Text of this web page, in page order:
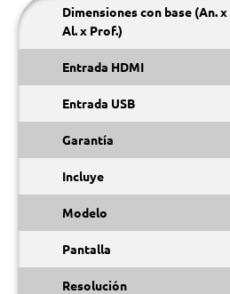
Dimensiones con base (An. x
Al. x Prof.)
Entrada HDMI
Entrada USB
Garantía
Incluye
Modelo
Pantalla
Resolución